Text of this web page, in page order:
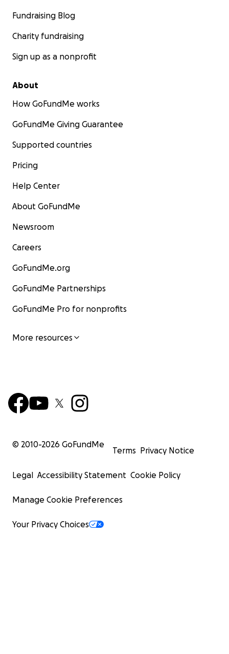
Fundraising Blog
Charity fundraising
Sign up as a nonprofit
About
How GoFundMe works
GoFundMe Giving Guarantee
Supported countries
Pricing
Help Center
About GoFundMe
Newsroom
Careers
GoFundMe.org
GoFundMe Partnerships
GoFundMe Pro for nonprofits
More resources
© 2010-2026 GoFundMe
Terms Privacy Notice
Legal Accessibility Statement Cookie Policy
Manage Cookie Preferences
Your Privacy Choices